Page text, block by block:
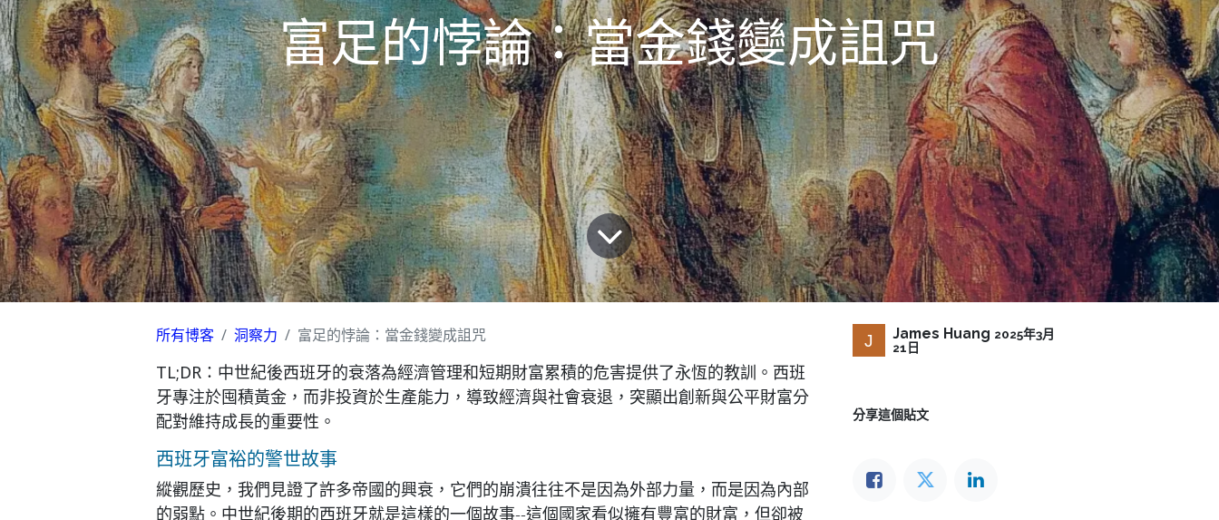
富足的悖論：當金錢變成詛咒
所有博客 洞察力 富足的悖論：當金錢變成詛咒
TL;DR： 中世紀後西班牙的衰落為經濟管理和短期財富累積的危害提供了永恆的教訓。西班
牙專注於囤積黃金，而非投資於生產能力，導致經濟與社會衰退，突顯出創新與公平財富分
配對維持成長的重要性。
西班牙富裕的警世故事
縱觀歷史，我們見證了許多帝國的興衰，它們的崩潰往往不是因為外部力量，而是因為內部
的弱點。中世紀後期的西班牙就是這樣的一個故事--這個國家看似擁有豐富的財富，但卻被
James Huang 2025年3月
21日
分享這個貼文